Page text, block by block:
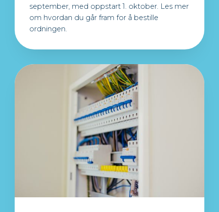
september, med oppstart 1. oktober. Les mer
om hvordan du går fram for å bestille
ordningen.